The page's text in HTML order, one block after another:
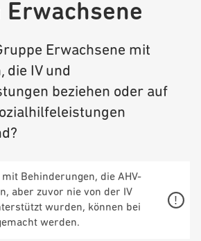
Erwachsene
Erwachsene mit
die IV und
beziehen oder auf
mit Behinderungen, die AHV-
aber zuvor nie von der IV
wurden, können bei
werden.
!